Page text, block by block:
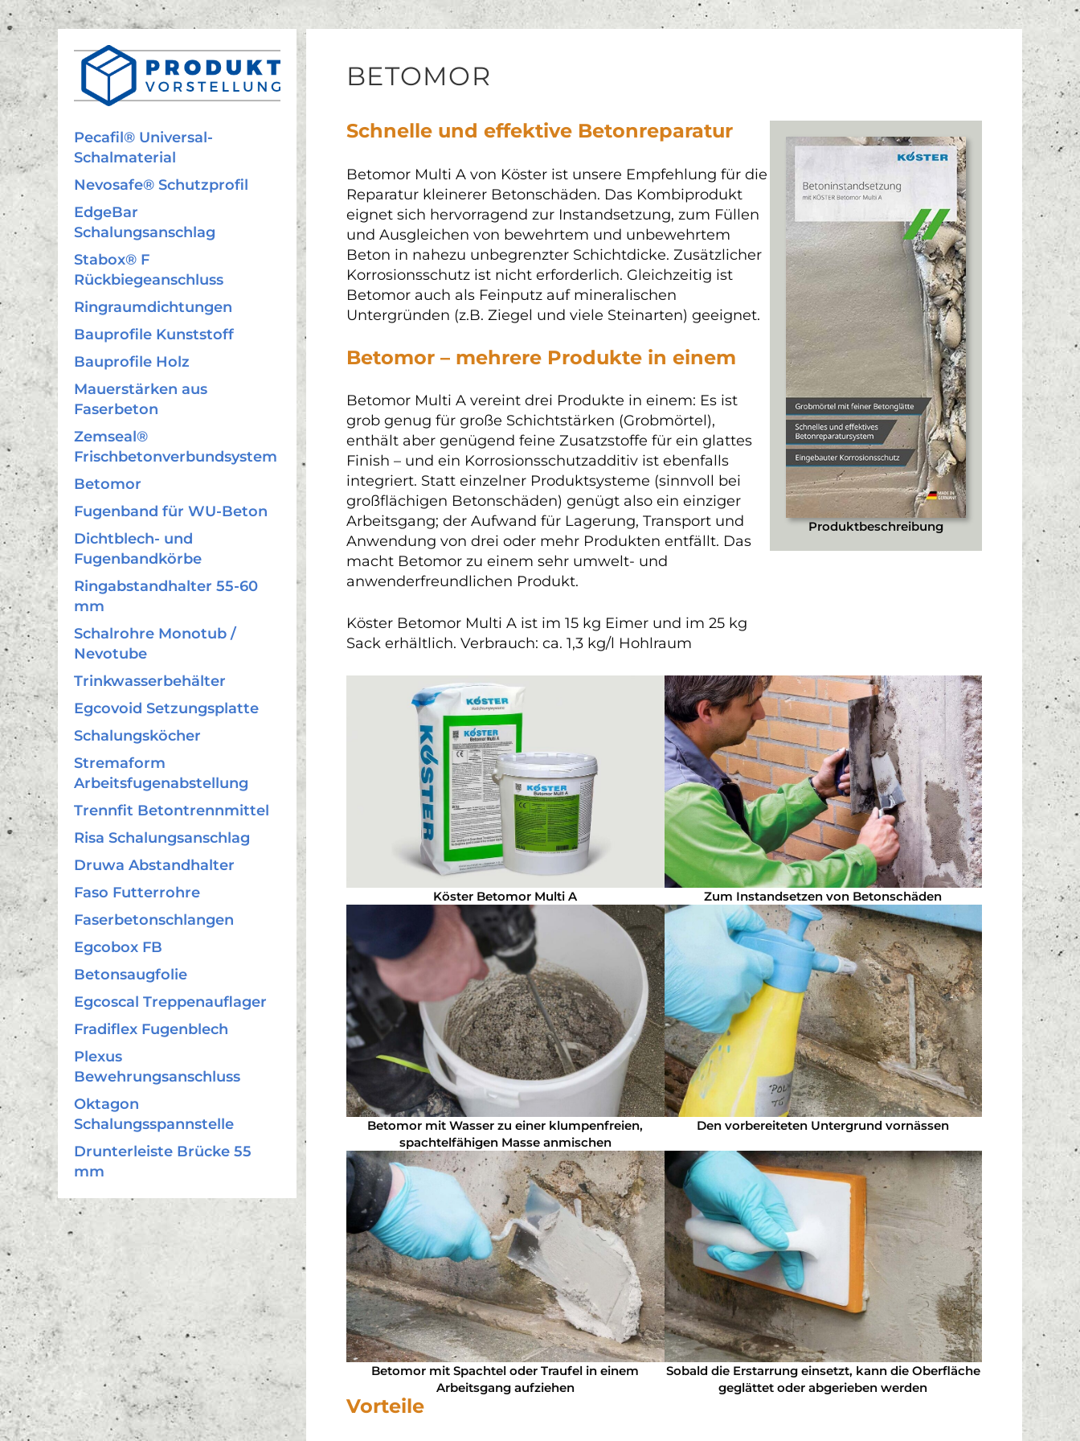
BETOMOR
Schnelle und effektive Betonreparatur
Betomor Multi A von Köster ist unsere Empfehlung für die
Reparatur kleinerer Betonschäden. Das Kombi­produkt
eignet sich hervorragend zur Instandsetzung, zum Füllen
und Ausgleichen von bewehrtem und unbewehrtem
Beton in nahezu unbegrenzter Schichtdicke. Zusätzlicher
Korrosions­schutz ist nicht erforderlich. Gleichzeitig ist
Betomor auch als Feinputz auf mineralischen
Untergründen (z.B. Ziegel und viele Steinarten) geeignet.
Betomor – mehrere Produkte in einem
Betomor Multi A vereint drei Produkte in einem: Es ist
grob genug für große Schichtstärken (Grobmörtel),
enthält aber genügend feine Zusatzstoffe für ein glattes
Finish – und ein Korrosionsschutzadditiv ist ebenfalls
integriert. Statt einzelner Produktsysteme (sinnvoll bei
großflächigen Betonschäden) genügt also ein einziger
Arbeitsgang; der Aufwand für Lagerung, Transport und
Anwendung von drei oder mehr Produkten entfällt. Das
macht Betomor zu einem sehr umwelt- und
anwenderfreundlichen Produkt.
Köster Betomor Multi A ist im 15 kg Eimer und im 25 kg
Sack erhältlich. Verbrauch: ca. 1,3 kg/l Hohlraum
Produktbeschreibung
Köster Betomor Multi A Zum Instandsetzen von Betonschäden
Betomor mit Wasser zu einer klumpenfreien,
spachtelfähigen Masse anmischen
Den vorbereiteten Untergrund vornässen
Betomor mit Spachtel oder Traufel in einem
Arbeitsgang aufziehen
Sobald die Erstarrung einsetzt, kann die Oberfläche
geglättet oder abgerieben werden
Vorteile
Pecafil® Universal-
Schalmaterial
Nevosafe® Schutzprofil
EdgeBar
Schalungsanschlag
Stabox® F
Rückbiegeanschluss
Ringraumdichtungen
Bauprofile Kunststoff
Bauprofile Holz
Mauerstärken aus
Faserbeton
Zemseal®
Frischbetonverbundsystem
Betomor
Fugenband für WU-Beton
Dichtblech- und
Fugenbandkörbe
Ringabstandhalter 55-60
mm
Schalrohre Monotub /
Nevotube
Trinkwasserbehälter
Egcovoid Setzungsplatte
Schalungsköcher
Stremaform
Arbeitsfugenabstellung
Trennfit Betontrennmittel
Risa Schalungsanschlag
Druwa Abstandhalter
Faso Futterrohre
Faserbetonschlangen
Egcobox FB
Betonsaugfolie
Egcoscal Treppenauflager
Fradiflex Fugenblech
Plexus
Bewehrungsanschluss
Oktagon
Schalungsspannstelle
Drunterleiste Brücke 55
mm